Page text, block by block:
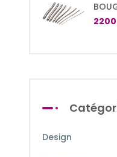
CM
Design